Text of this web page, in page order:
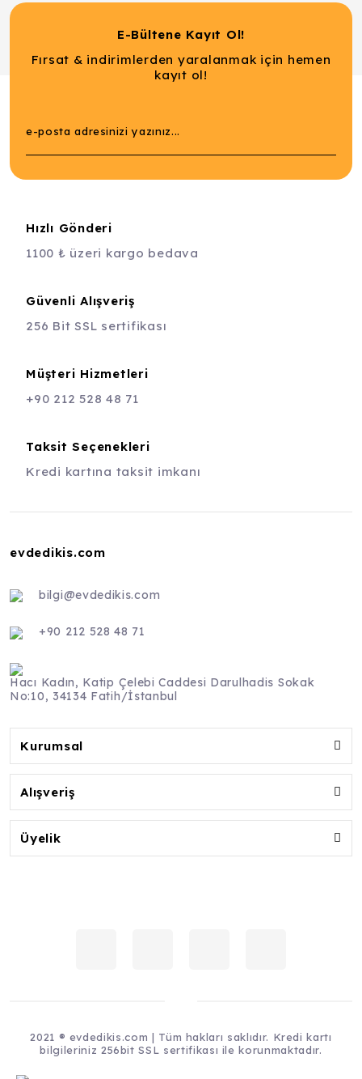
E-Bültene Kayıt Ol!
Fırsat & indirimlerden yaralanmak için hemen
kayıt ol!
Hızlı Gönderi
1100 ₺ üzeri kargo bedava
Güvenli Alışveriş
256 Bit SSL sertifikası
Müşteri Hizmetleri
+90 212 528 48 71
Taksit Seçenekleri
Kredi kartına taksit imkanı
evdedikis.com
bilgi@evdedikis.com
+90 212 528 48 71
Hacı Kadın, Katip Çelebi Caddesi Darulhadis Sokak
No:10, 34134 Fatih/İstanbul
Kurumsal
Alışveriş
Üyelik
2021 ® evdedikis.com | Tüm hakları saklıdır. Kredi kartı
bilgileriniz 256bit SSL sertifikası ile korunmaktadır.